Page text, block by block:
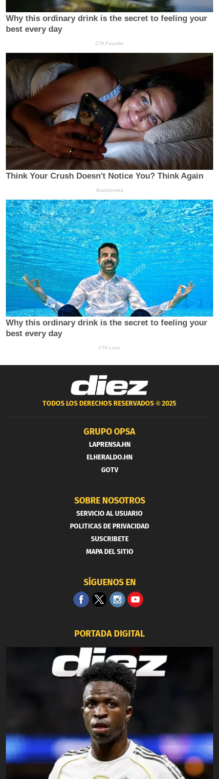
TODOS LOS DERECHOS RESERVADOS ®2025
GRUPO OPSA
LAPRENSA.HN
ELHERALDO.HN
GOTV
SOBRE NOSOTROS
SERVICIO AL USUARIO
POLITICAS DE PRIVACIDAD
SUSCRIBETE
MAPA DEL SITIO
SÍGUENOS EN
PORTADA DIGITAL